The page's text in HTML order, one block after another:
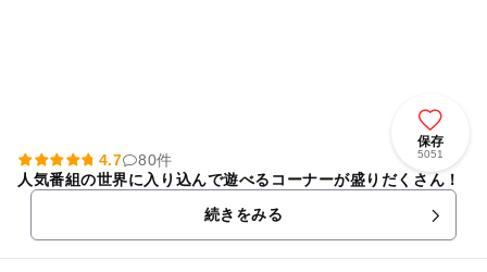
保存
5051
4.7
80件
人気番組の世界に入り込んで遊べるコーナーが盛りだくさん！
続きをみる